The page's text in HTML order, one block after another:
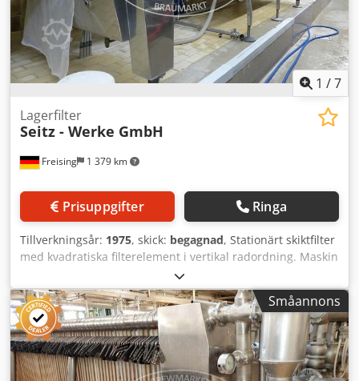
Horisontell Grundkonstruktion: Stativ Utrustning:
Filterplattor; filterramar; uppsamlingskar med
utmatningsskruv; hydraulisk pressning av filterkakor;
slangpump.
1 /7
Freising 1 379 km
Lagerfilter
Seitz - Werke GmbH
Prisuppgifter Ringa
Tillverkningsår: 1975, skick: begagnad, Stationärt skiktfilter
med kvadratiska filterelement i vertikal radordning. Maskin
(tillägg): Avdödningsfilter Kapacitet: 140 hl/h Chedpfx
Apovcqzlohja Antal plattor: 119 st Längd: 7500 mm Bredd:
1600 mm Höjd: 2000 mm Format: Kvadratiska filterelement
– 100 cm x 100 cm Lagerbilder: Vertikal radordning av
filterelementen
Småannons